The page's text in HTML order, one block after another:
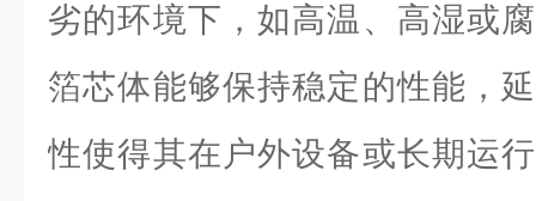
劣的环境下，如高温、高湿或
箔芯体能够保持稳定的性能，
性使得其在户外设备或长期运